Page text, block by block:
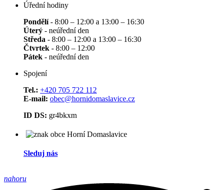
Úřední hodiny
Pondělí- 8:00 – 12:00 a 13:00 – 16:30
Úterý - neúřední den
Středa - 8:00 – 12:00 a 13:00 – 16:30
Čtvrtek - 8:00 – 12:00
Pátek - neúřední den
Spojení
Tel.: +420 705 722 112
E-mail: obec@hornidomaslavice.cz
ID DS: gr4bkxm
Sleduj nás
nahoru